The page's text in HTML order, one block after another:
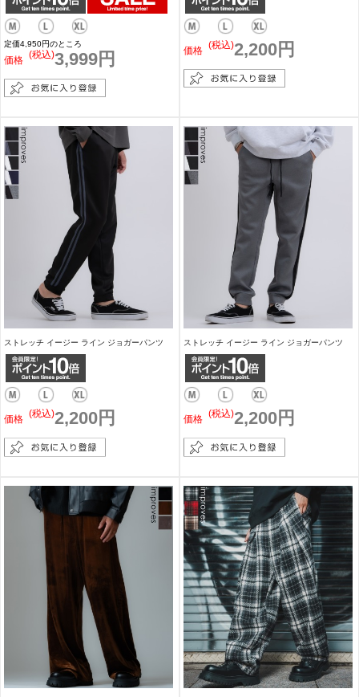
定価4,950円のところ
価格 3,999円
(税込) 価格 2,200円
(税込)
ストレッチ イージー ライン ジョガーパンツ
価格 2,200円
(税込)
ストレッチ イージー ライン ジョガーパンツ
価格 2,200円
(税込)